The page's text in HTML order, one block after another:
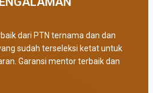
dari PTN ternama dan dan
sudah terseleksi ketat untuk
Garansi mentor terbaik dan